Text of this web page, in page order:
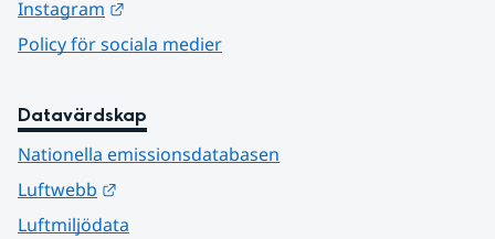
Instagram
Policy för sociala medier
Datavärdskap
Nationella emissionsdatabasen
Luftwebb
Luftmiljödata